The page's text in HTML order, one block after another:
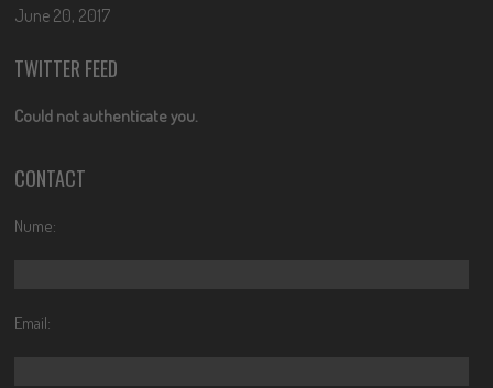
June 20, 2017
TWITTER FEED
Could not authenticate you.
CONTACT
Nume:
Email: